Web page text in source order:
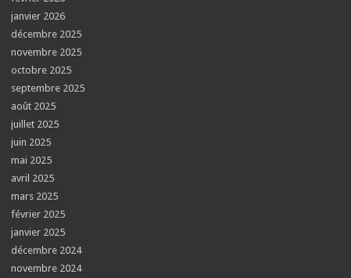
janvier 2026
décembre 2025
novembre 2025
octobre 2025
septembre 2025
août 2025
juillet 2025
juin 2025
mai 2025
avril 2025
mars 2025
février 2025
janvier 2025
décembre 2024
novembre 2024